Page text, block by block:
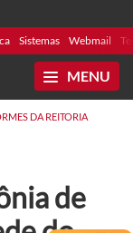
Sistemas Webmail
MENU
DA REITORIA
de